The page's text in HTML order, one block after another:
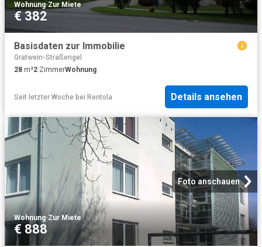
Wohnung·Zur Miete
€ 382
Basisdaten zur Immobilie
Gratwein-Straßengel
28 m²2 ZimmerWohnung
Seit letzter Woche bei Rentola Details ansehen
Foto anschauen
Wohnung·Zur Miete
€ 888